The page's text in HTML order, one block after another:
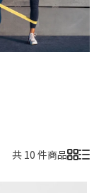
共 10 件商品